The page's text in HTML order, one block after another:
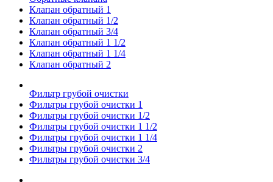
Клапан обратный 1
Клапан обратный 1/2
Клапан обратный 3/4
Клапан обратный 1 1/2
Клапан обратный 1 1/4
Клапан обратный 2
Фильтр грубой очистки
Фильтры грубой очистки 1
Фильтры грубой очистки 1/2
Фильтры грубой очистки 1 1/2
Фильтры грубой очистки 1 1/4
Фильтры грубой очистки 2
Фильтры грубой очистки 3/4